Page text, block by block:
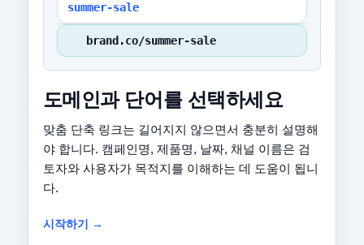
summer-sale
brand.co/summer-sale
도메인과 단어를 선택하세요
맞춤 단축 링크는 길어지지 않으면서 충분히 설명해
야 합니다. 캠페인명, 제품명, 날짜, 채널 이름은 검
토자와 사용자가 목적지를 이해하는 데 도움이 됩니
다.
시작하기 →